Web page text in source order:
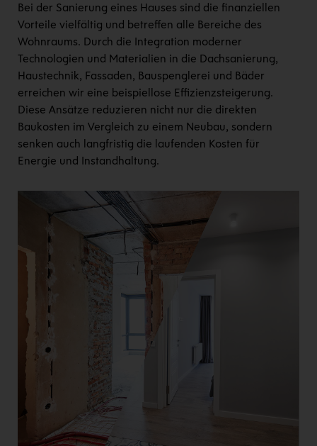
Bei der Sanierung eines Hauses sind die finanziellen
Vorteile vielfältig und betreffen alle Bereiche des
Wohnraums. Durch die Integration moderner
Technologien und Materialien in die Dachsanierung,
Haustechnik, Fassaden, Bauspenglerei und Bäder
erreichen wir eine beispiellose Effizienzsteigerung.
Diese Ansätze reduzieren nicht nur die direkten
Baukosten im Vergleich zu einem Neubau, sondern
senken auch langfristig die laufenden Kosten für
Energie und Instandhaltung.